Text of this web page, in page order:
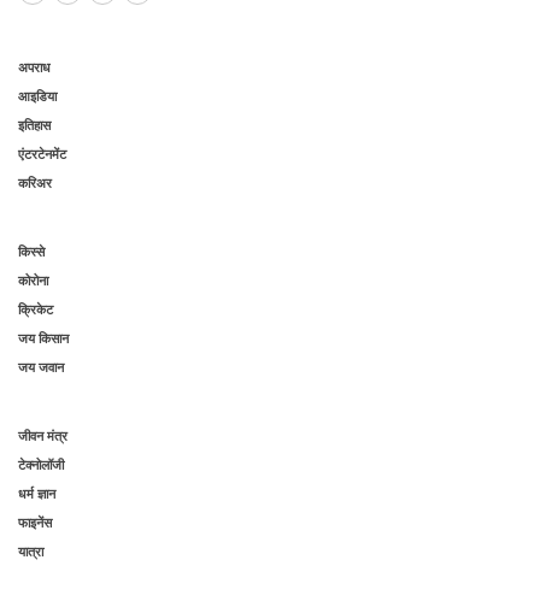
अपराध
आइडिया
इतिहास
एंटरटेनमेंट
करिअर
किस्से
कोरोना
क्रिकेट
जय किसान
जय जवान
जीवन मंत्र
टेक्नोलॉजी
धर्म ज्ञान
फाइनेंस
यात्रा